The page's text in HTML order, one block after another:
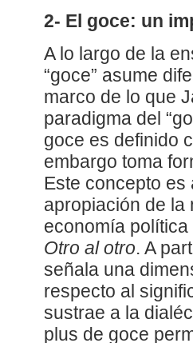
2- El goce: un
A lo largo de la
“goce” asume
marco de lo que
paradigma del
goce es definido
embargo toma
Este concepto
apropiación de la
economía
Otro al otro. A
señala una
respecto al
sustrae a la
plus de goce